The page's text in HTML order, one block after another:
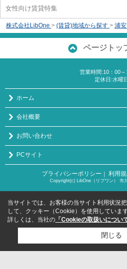
女性向け賃貸特集
株式会社LibOne > (賃貸)地域から探す > 浦
ページトッ
営業時間:10：00
定休日:水曜
ホーム
会社概要
お問い合わせ
PCサイト
プライバシーポリシー 利用
Copyright(c) LibOne（リブワン） 市
当サイトでは、お客様の当サイト利用状況
して、クッキー（Cookie）を使用しています
詳しくは、当社の 「Cookieの取扱いについ
閉じる